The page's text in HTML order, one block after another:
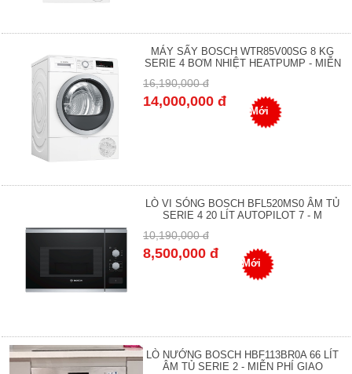
MÁY SẤY BOSCH WTR85V00SG 8 KG
SERIE 4 BƠM NHIỆT HEATPUMP - MIỄN
16,190,000 đ
14,000,000 đ
Mới
LÒ VI SÓNG BOSCH BFL520MS0 ÂM TỦ
SERIE 4 20 LÍT AUTOPILOT 7 - M
10,190,000 đ
8,500,000 đ
Mới
LÒ NƯỚNG BOSCH HBF113BR0A 66 LÍT
ÂM TỦ SERIE 2 - MIỄN PHÍ GIAO